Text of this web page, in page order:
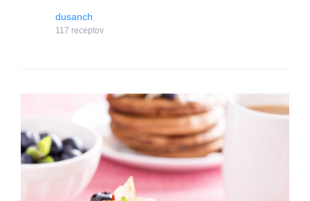
dusanch
117 receptov